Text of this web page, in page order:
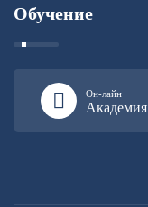
Обучение
Он-лайн
Академия